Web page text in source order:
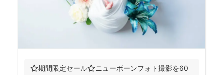
⭐️期間限定セール⭐️ニューボーンフォト撮影を60